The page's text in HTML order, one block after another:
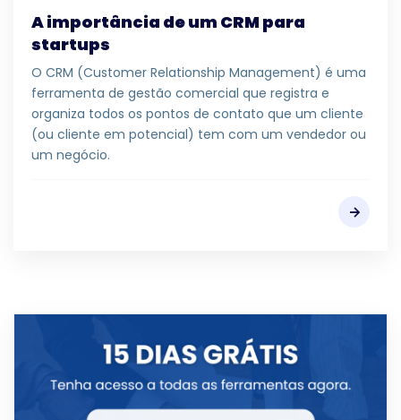
A importância de um CRM para
startups
O CRM (Customer Relationship Management) é uma
ferramenta de gestão comercial que registra e
organiza todos os pontos de contato que um cliente
(ou cliente em potencial) tem com um vendedor ou
um negócio.